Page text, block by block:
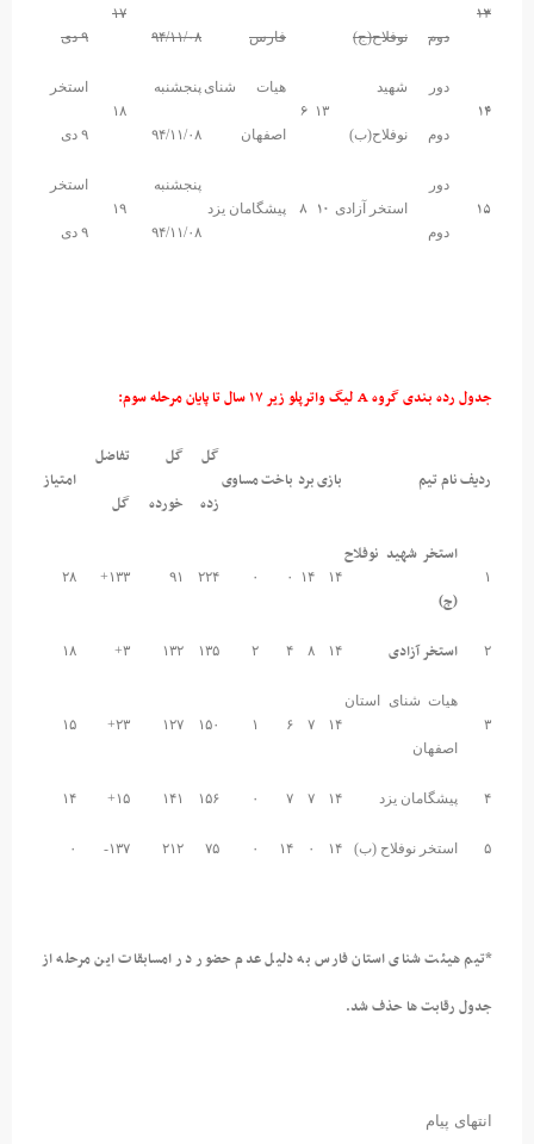
۱۳
دوم نوفلاح(ج) فارس ۹۴/۱۱/۰۸
۱۷
۹ دی
۱۴
دور
دوم
شهید
نوفلاح(ب)
۱۳ ۶
هیات شنای
اصفهان
پنجشنبه
۹۴/۱۱/۰۸
۱۸
استخر
۹ دی
۱۵
دور
دوم
استخر آزادی ۱۰ ۸ پیشگامان یزد
پنجشنبه
۹۴/۱۱/۰۸
۱۹
استخر
۹ دی
جدول رده بندی گروه A لیگ واترپلو زیر ۱۷ سال تا پایان مرحله سوم:
ردیفنام تیم بازیبرد باختمساوی
گل
زده
گل
خورده
تفاضل
گل
امتیاز
استخر شهید نوفلاح
(ج)
۱۴ ۱۴ ۲۲۴ ۹۱ ۱۳۳+ ۲۸
۲ استخر آزادی ۱۴ ۸ ۴ ۲ ۱۳۵ ۱۳۲ ۳+ ۱۸
۳
هیات شنای استان
اصفهان
۱۴ ۷ ۶ ۱۵۰ ۱۲۷ ۲۳+ ۱۵
۴ پیشگامان یزد ۱۴ ۷ ۷ ۱۵۶ ۱۴۱ ۱۵+ ۱۴
۵ استخر نوفلاح (ب) ۱۴ ۱۴ ۷۵ ۲۱۲ ۱۳۷-
*تیم هیئت شنای استان فارس به دلیل عدم حضور در امسابقات این مرحله از
جدول رقابت ها حذف شد.
انتهای پیام